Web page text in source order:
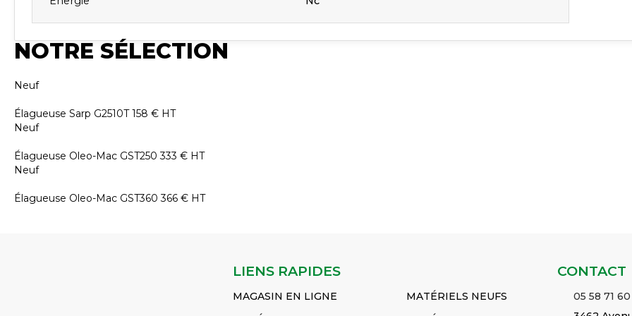
NOTRE SÉLECTION
Neuf
Élagueuse Sarp G2510T 158 € HT
Neuf
Élagueuse Oleo-Mac GST250 333 € HT
Neuf
Élagueuse Oleo-Mac GST360 366 € HT
LIENS RAPIDES
MAGASIN EN LIGNE
MATÉRIELS NEUFS
CONTACT
05 58 71